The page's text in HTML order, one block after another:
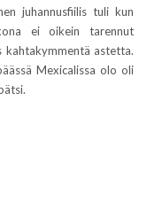
juhannusfiilis tuli kun
ei oikein tarennut
astetta.
Mexicalissa olo oli